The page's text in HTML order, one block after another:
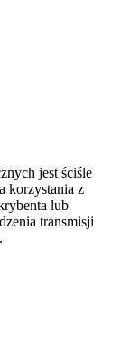
jest ściśle
korzystania z
lub
transmisji